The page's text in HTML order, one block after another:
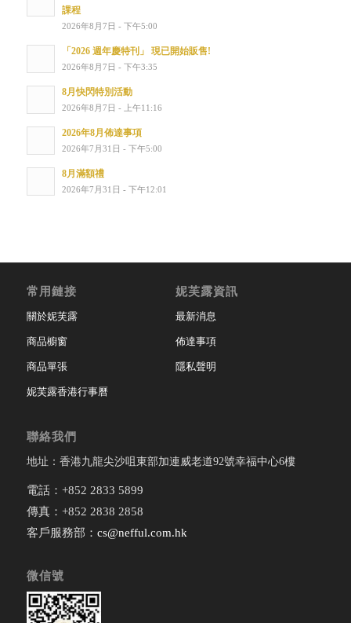
課程
2026年8月7日 - 下午5:00
「2026 週年慶特刊」 現已開始販售!
2026年8月7日 - 下午3:35
8月快閃特別活動
2026年8月7日 - 上午11:16
2026年8月佈達事項
2026年7月31日 - 下午5:00
8月滿額禮
2026年7月31日 - 下午12:01
常用鏈接
關於妮芙露
商品櫥窗
商品單張
妮芙露香港行事曆
妮芙露資訊
最新消息
佈達事項
隱私聲明
聯絡我們
地址：香港九龍尖沙咀東部加連威老道92號幸福中心6樓
電話：+852 2833 5899
傳真：+852 2838 2858
客戶服務部： cs@nefful.com.hk
微信號